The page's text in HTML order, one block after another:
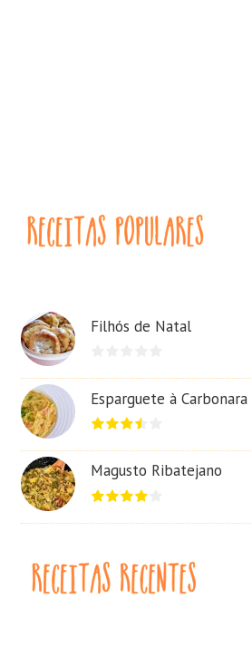
Filhós de Natal
Esparguete à Carbonara
Magusto Ribatejano